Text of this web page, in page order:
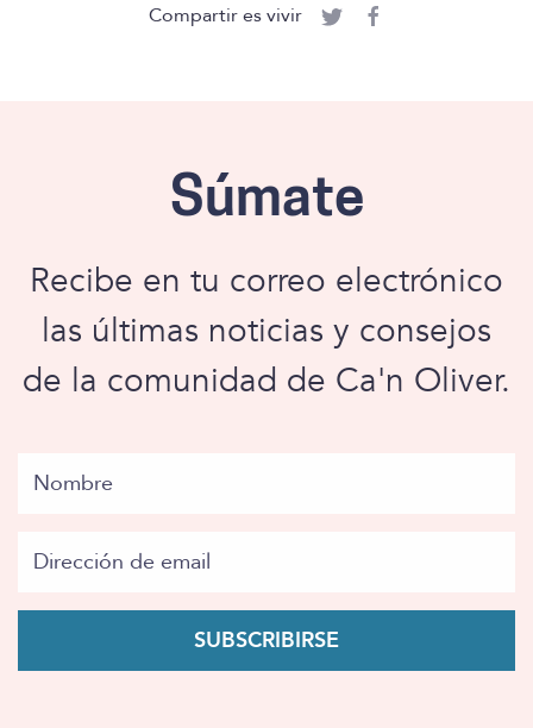
Compartir es vivir
Súmate
Recibe en tu correo electrónico
las últimas noticias y consejos
de la comunidad de Ca'n Oliver.